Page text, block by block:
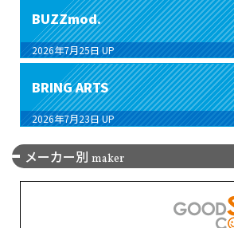
BUZZmod.
2026年7月25日 UP
BRING ARTS
2026年7月23日 UP
メーカー別 maker